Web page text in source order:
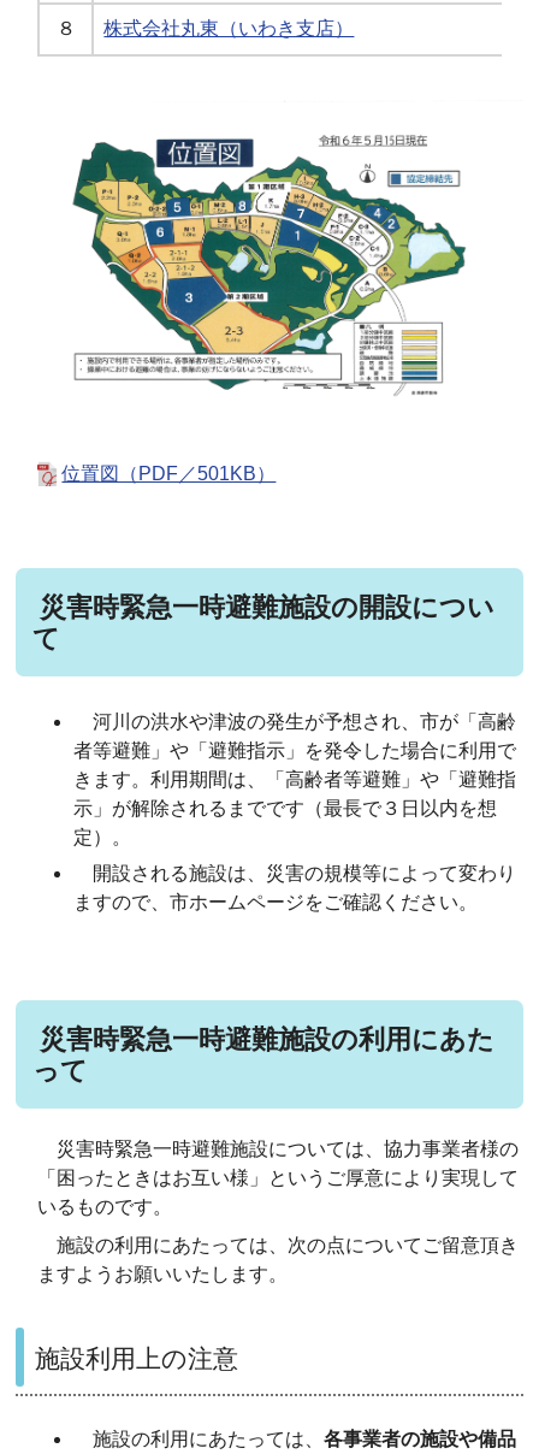
８ 株式会社丸東（いわき支店）
位置図（PDF／501KB）
災害時緊急一時避難施設の開設につい
て
河川の洪水や津波の発生が予想され、市が「高齢
者等避難」や「避難指示」を発令した場合に利用で
きます。利用期間は、「高齢者等避難」や「避難指
示」が解除されるまでです（最長で３日以内を想
定）。
開設される施設は、災害の規模等によって変わり
ますので、市ホームページをご確認ください。
災害時緊急一時避難施設の利用にあた
って
災害時緊急一時避難施設については、協力事業者様の
「困ったときはお互い様」というご厚意により実現して
いるものです。
施設の利用にあたっては、次の点についてご留意頂き
ますようお願いいたします。
施設利用上の注意
施設の利用にあたっては、各事業者の施設や備品